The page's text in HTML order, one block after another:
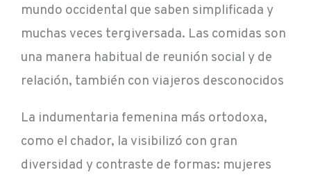
mundo occidental que saben simplificada y
muchas veces tergiversada. Las comidas son
una manera habitual de reunión social y de
relación, también con viajeros desconocidos
La indumentaria femenina más ortodoxa,
como el chador, la visibilizó con gran
diversidad y contraste de formas: mujeres